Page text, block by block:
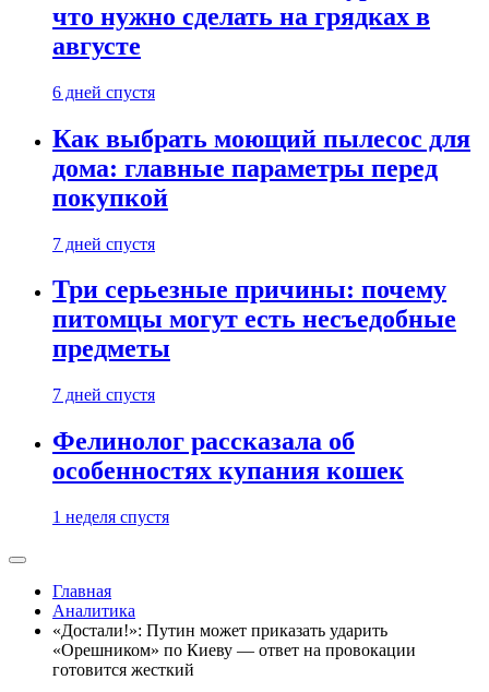
что нужно сделать на грядках в
августе
6 дней спустя
Как выбрать моющий пылесос для
дома: главные параметры перед
покупкой
7 дней спустя
Три серьезные причины: почему
питомцы могут есть несъедобные
предметы
7 дней спустя
Фелинолог рассказала об
особенностях купания кошек
1 неделя спустя
Главная
Аналитика
«Достали!»: Путин может приказать ударить
«Орешником» по Киеву — ответ на провокации
готовится жесткий